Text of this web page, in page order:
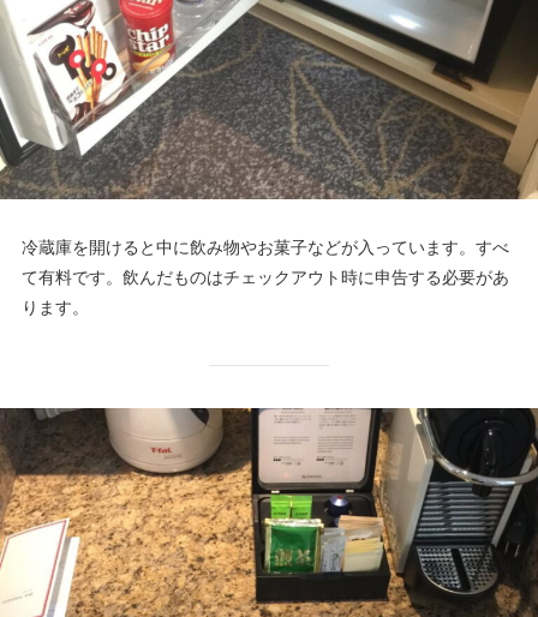
冷蔵庫を開けると中に飲み物やお菓子などが入っています。すべ
て有料です。飲んだものはチェックアウト時に申告する必要があ
ります。